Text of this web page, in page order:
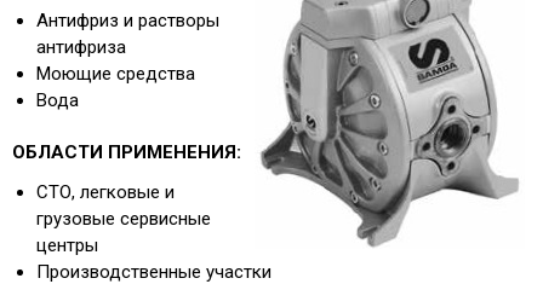
Антифриз и растворы
антифриза
Моющие средства
Вода
ОБЛАСТИ ПРИМЕНЕНИЯ:
СТО, легковые и
грузовые сервисные
центры
Производственные участки